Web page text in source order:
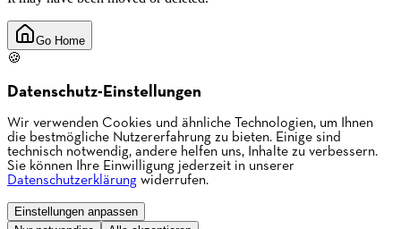
Go Home
🍪
Datenschutz-Einstellungen
Wir verwenden Cookies und ähnliche Technologien, um Ihnen
die bestmögliche Nutzererfahrung zu bieten. Einige sind
technisch notwendig, andere helfen uns, Inhalte zu verbessern.
Sie können Ihre Einwilligung jederzeit in unserer
Datenschutzerklärung widerrufen.
Einstellungen anpassen